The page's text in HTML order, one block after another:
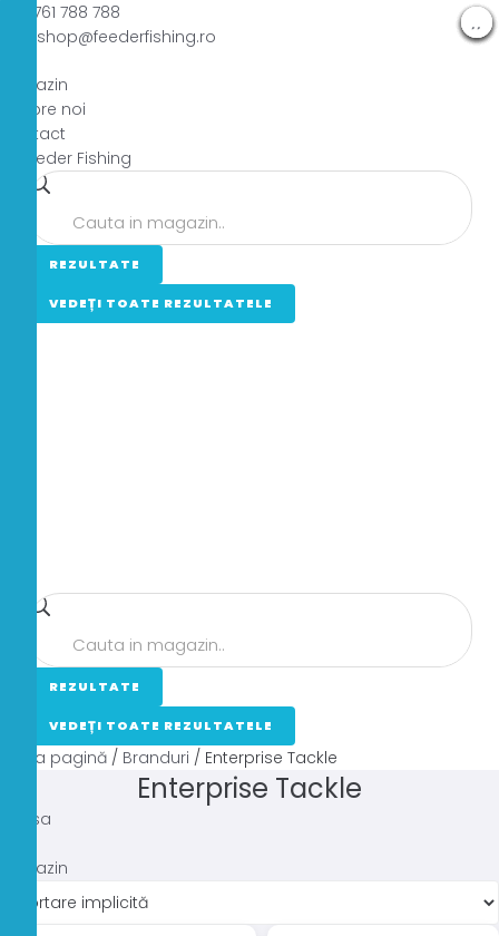
0761 788 788
shop@feederfishing.ro
Magazin
Despre noi
Contact
Search
REZULTATE
VEDEȚI TOATE REZULTATELE
Search
REZULTATE
VEDEȚI TOATE REZULTATELE
Prima pagină / Branduri / Enterprise Tackle
Enterprise Tackle
Acasa
Magazin